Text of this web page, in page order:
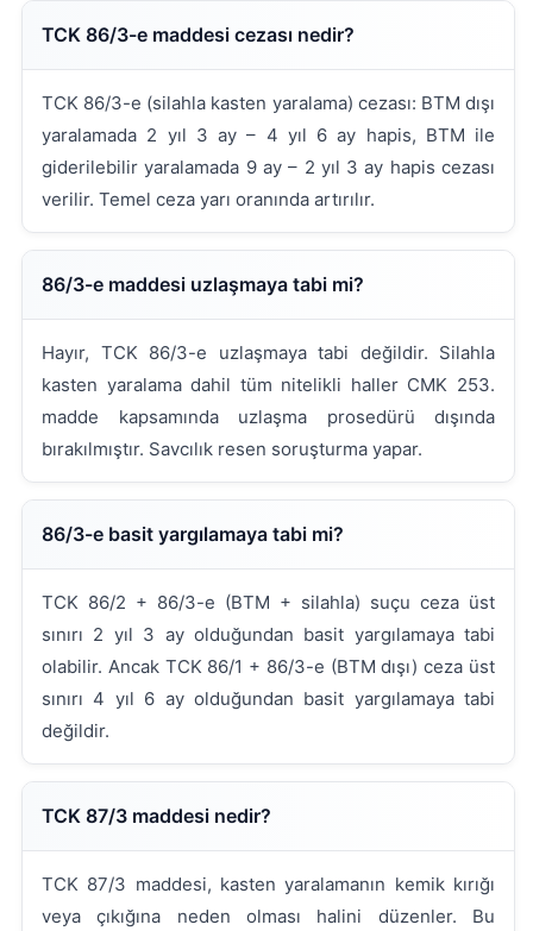
TCK 86/3-e maddesi cezası nedir?
TCK 86/3-e (silahla kasten yaralama) cezası: BTM dışı
yaralamada 2 yıl 3 ay – 4 yıl 6 ay hapis, BTM ile
giderilebilir yaralamada 9 ay – 2 yıl 3 ay hapis cezası
verilir. Temel ceza yarı oranında artırılır.
86/3-e maddesi uzlaşmaya tabi mi?
Hayır, TCK 86/3-e uzlaşmaya tabi değildir. Silahla
kasten yaralama dahil tüm nitelikli haller CMK 253.
madde kapsamında uzlaşma prosedürü dışında
bırakılmıştır. Savcılık resen soruşturma yapar.
86/3-e basit yargılamaya tabi mi?
TCK 86/2 + 86/3-e (BTM + silahla) suçu ceza üst
sınırı 2 yıl 3 ay olduğundan basit yargılamaya tabi
olabilir. Ancak TCK 86/1 + 86/3-e (BTM dışı) ceza üst
sınırı 4 yıl 6 ay olduğundan basit yargılamaya tabi
değildir.
TCK 87/3 maddesi nedir?
TCK 87/3 maddesi, kasten yaralamanın kemik kırığı
veya çıkığına neden olması halini düzenler. Bu